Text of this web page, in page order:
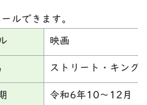
ルできます。
映画
ストリート・キング
令和6年10～12月